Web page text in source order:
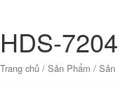
HDS-
Trang chủ / Sản Phẩm / Sản